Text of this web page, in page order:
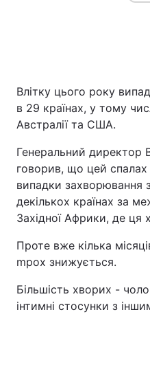
Влітку цього року
в 29 країнах, у тому
Австралії та США.
Генеральний директор
говорив, що цей спалах
випадки захворювання
декількох країнах за
Західної Африки, де ця
Проте вже кілька
mpox знижується.
Більшість хворих -
інтимні стосунки з